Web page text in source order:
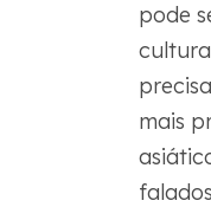
pode
mais